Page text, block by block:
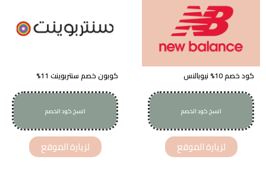
كود خصم 10% نيوبالنس
انسخ كود الخصم
TV4H
لزيارة الموقع
كوبون خصم سنتربوينت 11%
انسخ كود الخصم
CP31R
لزيارة الموقع